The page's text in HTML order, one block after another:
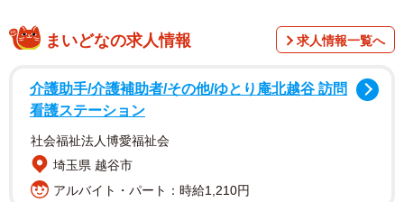
まいどなの求人情報 求人情報一覧へ
介護助手/介護補助者/その他/ゆとり庵北越谷 訪問
看護ステーション
社会福祉法人博愛福祉会
埼玉県 越谷市
アルバイト・パート：時給1,210円